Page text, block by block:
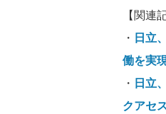
【関連
・ 日立
働を実
・ 日立
クアセ